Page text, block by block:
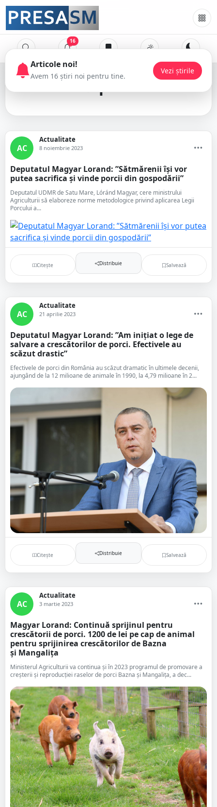
16
porci
AC
Actualitate
8 noiembrie 2023
Deputatul Magyar Lorand: ”Sătmărenii își vor
putea sacrifica și vinde porcii din gospodării”
Deputatul UDMR de Satu Mare, Lóránd Magyar, cere ministrului
Agriculturii să elaboreze norme metodologice privind aplicarea Legii
Porcului a...
Citește Distribuie Salvează
AC
Actualitate
21 aprilie 2023
Deputatul Magyar Lorand: ”Am inițiat o lege de
salvare a crescătorilor de porci. Efectivele au
scăzut drastic”
Efectivele de porci din România au scăzut dramatic în ultimele decenii,
ajungând de la 12 milioane de animale în 1990, la 4,79 milioane în 2...
Citește Distribuie Salvează
AC
Actualitate
3 martie 2023
Magyar Lorand: Continuă sprijinul pentru
crescătorii de porci. 1200 de lei pe cap de animal
pentru sprijinirea crescătorilor de Bazna
și Mangalița
Ministerul Agriculturii va continua și în 2023 programul de promovare a
creșterii și reproducției raselor de porci Bazna și Mangalița, a dec...
Articole noi!
Avem 16 știri noi pentru tine.
Vezi știrile